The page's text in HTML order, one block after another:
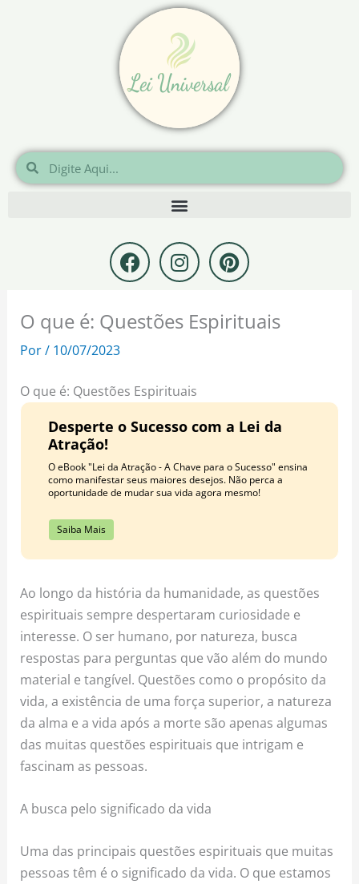
Pesquisar
Pesquisar
F
a
c
e
b
k
I
n
s
t
a
a
m
P
i
n
t
e
t
O que é: Questões Espirituais
Por/ 10/07/2023
O que é: Questões Espirituais
Desperte o Sucesso com a Lei da
Atração!
O eBook "Lei da Atração - A Chave para o Sucesso" ensina
como manifestar seus maiores desejos. Não perca a
oportunidade de mudar sua vida agora mesmo!
Saiba Mais
Ao longo da história da humanidade, as questões
espirituais sempre despertaram curiosidade e
interesse. O ser humano, por natureza, busca
respostas para perguntas que vão além do mundo
material e tangível. Questões como o propósito da
vida, a existência de uma força superior, a natureza
da alma e a vida após a morte são apenas algumas
das muitas questões espirituais que intrigam e
fascinam as pessoas.
A busca pelo significado da vida
Uma das principais questões espirituais que muitas
pessoas têm é o significado da vida. O que estamos